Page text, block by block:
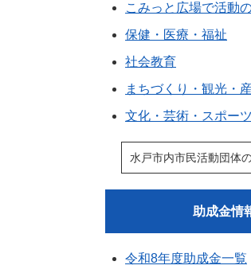
こみっと広場で活動
保健・医療・福祉
社会教育
まちづくり・観光・
文化・芸術・スポーツ
水戸市内市民活動団体
助成金情
令和8年度助成金一覧